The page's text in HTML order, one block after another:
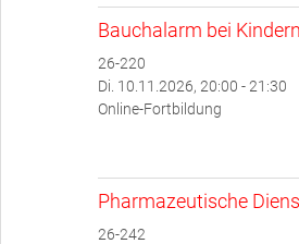
Bauchalarm bei
26-220
Di. 10.11.2026, 20:00 - 21:30
Online-Fortbildung
Pharmazeutische
26-242